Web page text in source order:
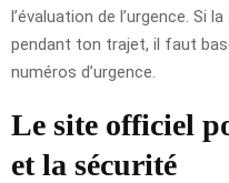
l’évaluation de l’urgence. Si
pendant ton trajet, il faut
numéros d’urgence.
Le site officiel
et la sécurité